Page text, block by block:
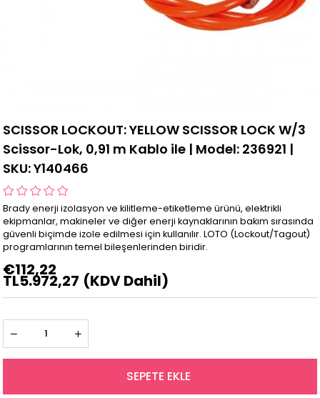
SCISSOR LOCKOUT: YELLOW SCISSOR LOCK W/3
Scissor-Lok, 0,91 m Kablo ile | Model: 236921 |
SKU: Y140466
Brady enerji izolasyon ve kilitleme-etiketleme ürünü, elektrikli
ekipmanlar, makineler ve diğer enerji kaynaklarının bakım sırasında
güvenli biçimde izole edilmesi için kullanılır. LOTO (Lockout/Tagout)
programlarının temel bileşenlerinden biridir.
€112,22
TL5.972,27 (KDV Dahil)